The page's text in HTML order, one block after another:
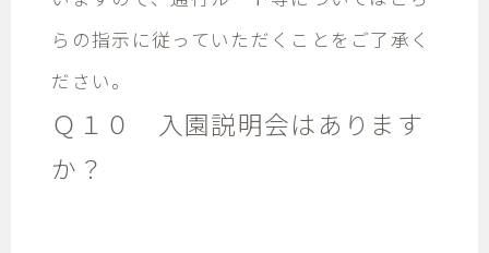
らの指示に従っていただくことをご了承く
ださい。
Ｑ１０ 入園説明会はあります
か？